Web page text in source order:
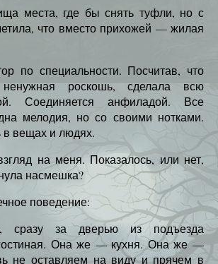
места, где бы снять туфли, но с
что вместо прихожей — жилая
по специальности. Посчитав, что
роскошь, сделала всю
Соединяется анфиладой. Все
мелодия, но со своими нотками.
в вещах и людях.
на меня. Показалось, или нет,
насмешка?
поведение:
сразу за дверью из подъезда
гостиная. Она же — кухня. Она же —
не оставляем на виду и прячем в